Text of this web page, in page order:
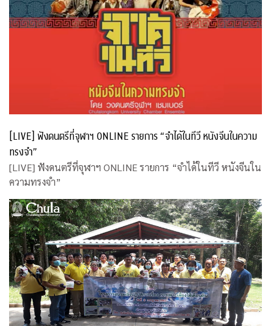
[LIVE] ฟังดนตรีที่จุฬาฯ ONLINE รายการ “จำได้ในทีวี หนังจีนในความ
ทรงจำ”
[LIVE] ฟังดนตรีที่จุฬาฯ ONLINE รายการ “จำได้ในทีวี หนังจีนใน
ความทรงจำ”